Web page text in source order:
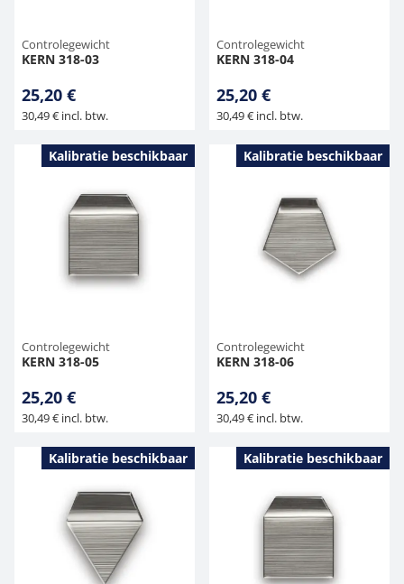
Controlegewicht
KERN 318-03
25,20 €
30,49 € incl. btw.
Controlegewicht
KERN 318-04
25,20 €
30,49 € incl. btw.
Kalibratie beschikbaar
Controlegewicht
KERN 318-05
25,20 €
30,49 € incl. btw.
Kalibratie beschikbaar
Controlegewicht
KERN 318-06
25,20 €
30,49 € incl. btw.
Kalibratie beschikbaar Kalibratie beschikbaar